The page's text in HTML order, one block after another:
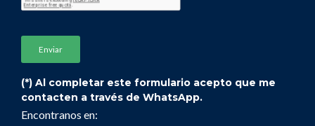
(*) Al completar este formulario acepto que me
contacten a través de WhatsApp.
Encontranos en: